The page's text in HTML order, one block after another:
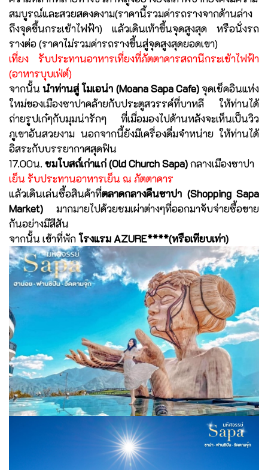
สมบูรณ์และสวยสดงดงาม(ราคานี้รวมค่ารถรางจากด้านล่าง
ถึงจุดขึ้นกระเช้าไฟฟ้า) แล้วเดินเท้าขึ้นจุดสูงสุด หรือนั่งรถ
รางต่อ (ราคาไม่รวมค่ารถรางขึ้นสู่จุดสูงสุดยอดเขา)
เที่ยง รับประทานอาหารเที่ยงที่ภัตตาคารสถานีกระเช้าไฟฟ้า
(อาหารบุบเฟ่ต์)
จากนั้นนำท่านสู่ โมเอน่า (Moana Sapa Cafe)จุดเช็คอินแห่ง
ใหม่ของเมืองซาปาคล้ายกับประตูสวรรค์ที่บาหลี ให้ท่านได้
ถ่ายรูปเก๋ๆกับมุมน่ารักๆ ที่เมื่อมองไปด้านหลังจะเห็นเป็นวิว
ภูเขาอันสวยงาม นอกจากนี้ยังมีเครื่องดื่มจำหน่าย ให้ท่านได้
อิสระกับบรรยากาศสุดฟิน
17.00น. ชมโบสถ์เก่าแก่ (Old Church Sapa)กลางเมืองซาปา
เย็น รับประทานอาหารเย็น ณ ภัตตาคาร
แล้วเดินเล่นซื้อสินค้าที่ตลาดกลางคืนซาปา (Shopping Sapa
Market) มากมายไปด้วยชมเผ่าต่างๆที่ออกมาจับจ่ายซื้อขาย
กันอย่างมีสีสัน
จากนั้น เข้าที่พักโรงแรม AZURE****(หรือเทียบเท่า)